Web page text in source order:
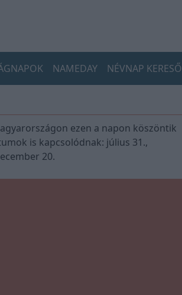
NAMEDAY NÉVNAP KERESŐ
ezen a napon köszöntik
is kapcsolódnak: július 31.,
20.